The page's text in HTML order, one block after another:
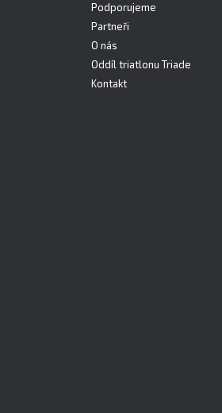
Podporujeme
Partneři
O nás
Oddíl triatlonu Triade
Kontakt